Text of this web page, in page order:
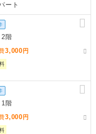
ート
階
3,000 円
階
3,000 円